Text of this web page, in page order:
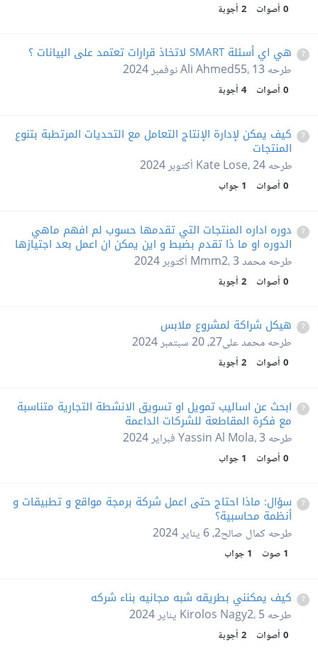
0 أصوات 2 أجوبة
هي اي أسئلة SMART لاتخاذ قرارات تعتمد على البيانات ؟
طرحه Ali Ahmed55،13 نوفمبر 2024
0 أصوات 4 أجوبة
كيف يمكن لإدارة الإنتاج التعامل مع التحديات المرتطبة بتنوع
المنتجات
طرحه Kate Lose،24 أكتوبر 2024
0 أصوات 1 جواب
دوره اداره المنتجات التي تقدمها حسوب لم افهم ماهي
الدوره او ما ذا تقدم بضبط و اين يمكن ان اعمل بعد اجتيازها
طرحهمحمد Mmm2 ،3 أكتوبر 2024
0 أصوات 2 أجوبة
هيكل شراكة لمشروع ملابس
طرحهمحمد على27 ،20 سبتمبر 2024
0 أصوات 2 أجوبة
ابحث عن اساليب تمويل او تسويق الانشطة التجارية متناسبة
مع فكرة المقاطعة للشركات الداعمة
طرحه Yassin Al Mola،3 فبراير 2024
0 أصوات 1 جواب
سؤال: ماذا احتاج حتى اعمل شركة برمجة مواقع و تطبيقات و
أنظمة محاسبية؟
طرحهكمال صالح2 ،6 يناير 2024
1 صوت 1 جواب
كيف يمكنني بطريقه شبه مجانيه بناء شركه
طرحه Kirolos Nagy2،5 يناير 2024
0 أصوات 2 أجوبة